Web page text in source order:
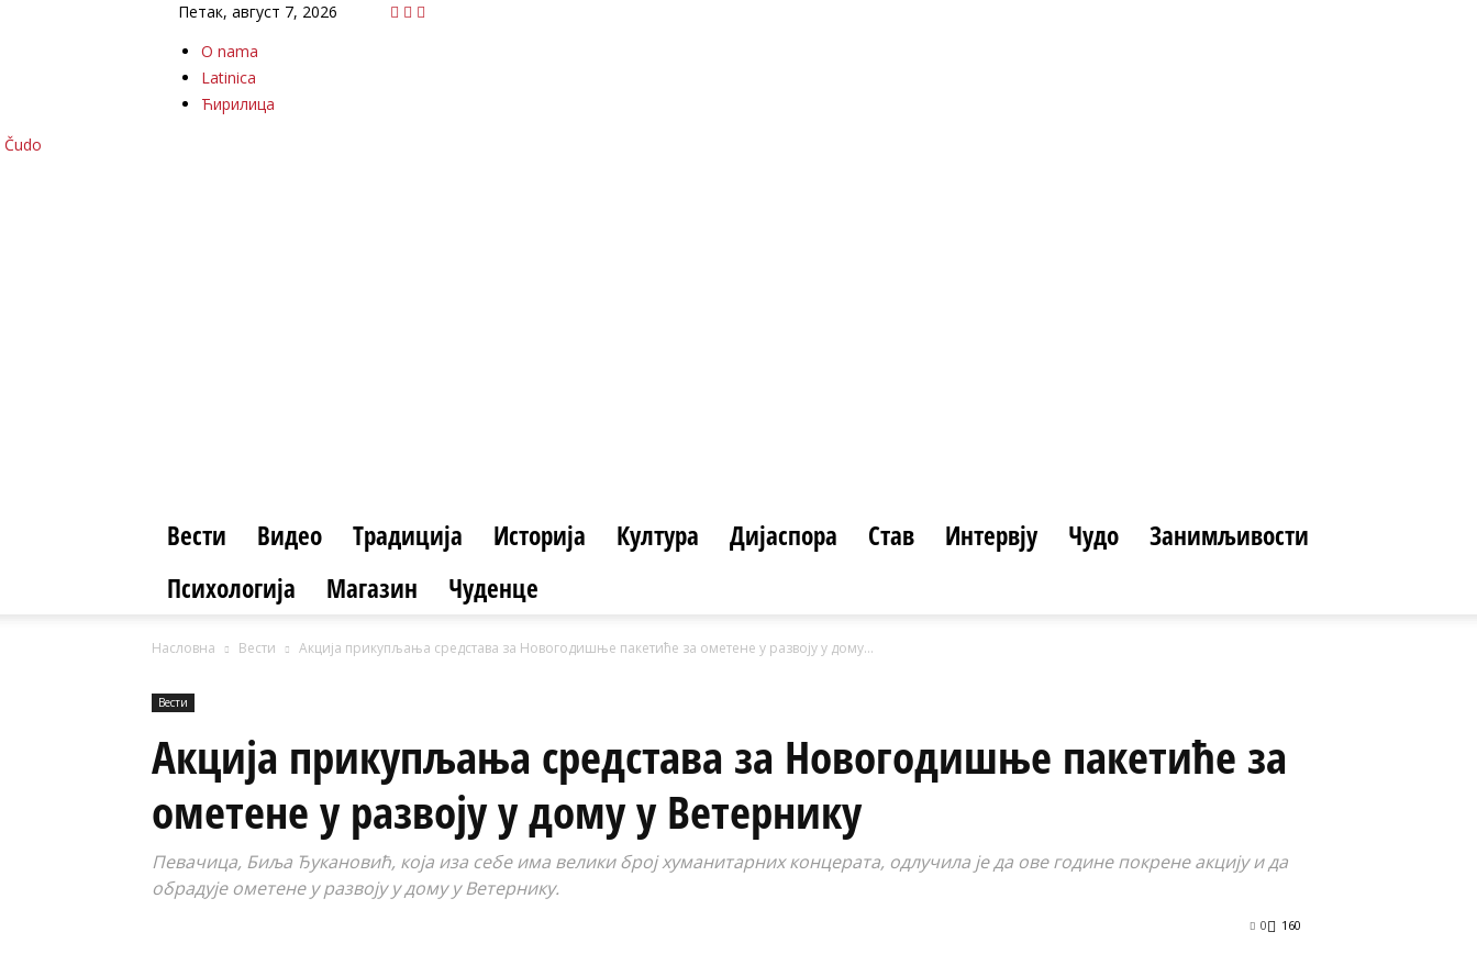
Петак, август 7, 2026
O nama
Latinica
Ћирилица
Čudo
Вести Видео Традиција Историја Култура Дијаспора Став Интервју Чудо
Занимљивости
Психологија
Магазин Чуденце
Насловна Вести Акција прикупљања средстава за Новогодишње пакетиће за ометене у развоју у дому...
Вести
Акција прикупљања средстава за Новогодишње пакетиће за
ометене у развоју у дому у Ветернику
Певачица, Биља Ђукановић, која иза себе има велики број хуманитарних концерата, одлучила је да ове године покрене акцију и да
обрадује ометене у развоју у дому у Ветернику.
160
0